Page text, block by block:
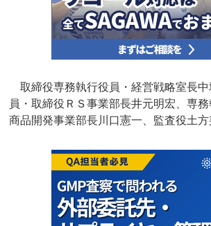
取締役専務執行役員・経営戦略室長中
員・取締役ＲＳ事業部長井元明宏、専
商品開発事業部長川口憲一、監査役土方